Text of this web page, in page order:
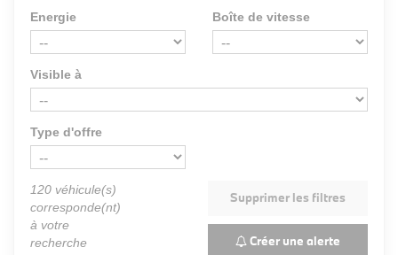
Energie Boîte de vitesse
Visible à
Type d'offre
120 véhicule(s)
corresponde(nt)
à votre
recherche
Supprimer les filtres
Créer une alerte